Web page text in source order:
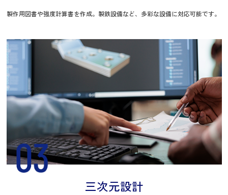
製作用図書や強度計算書を作成。製鉄設備など、多彩な設備に対応可能です。
三次元設計